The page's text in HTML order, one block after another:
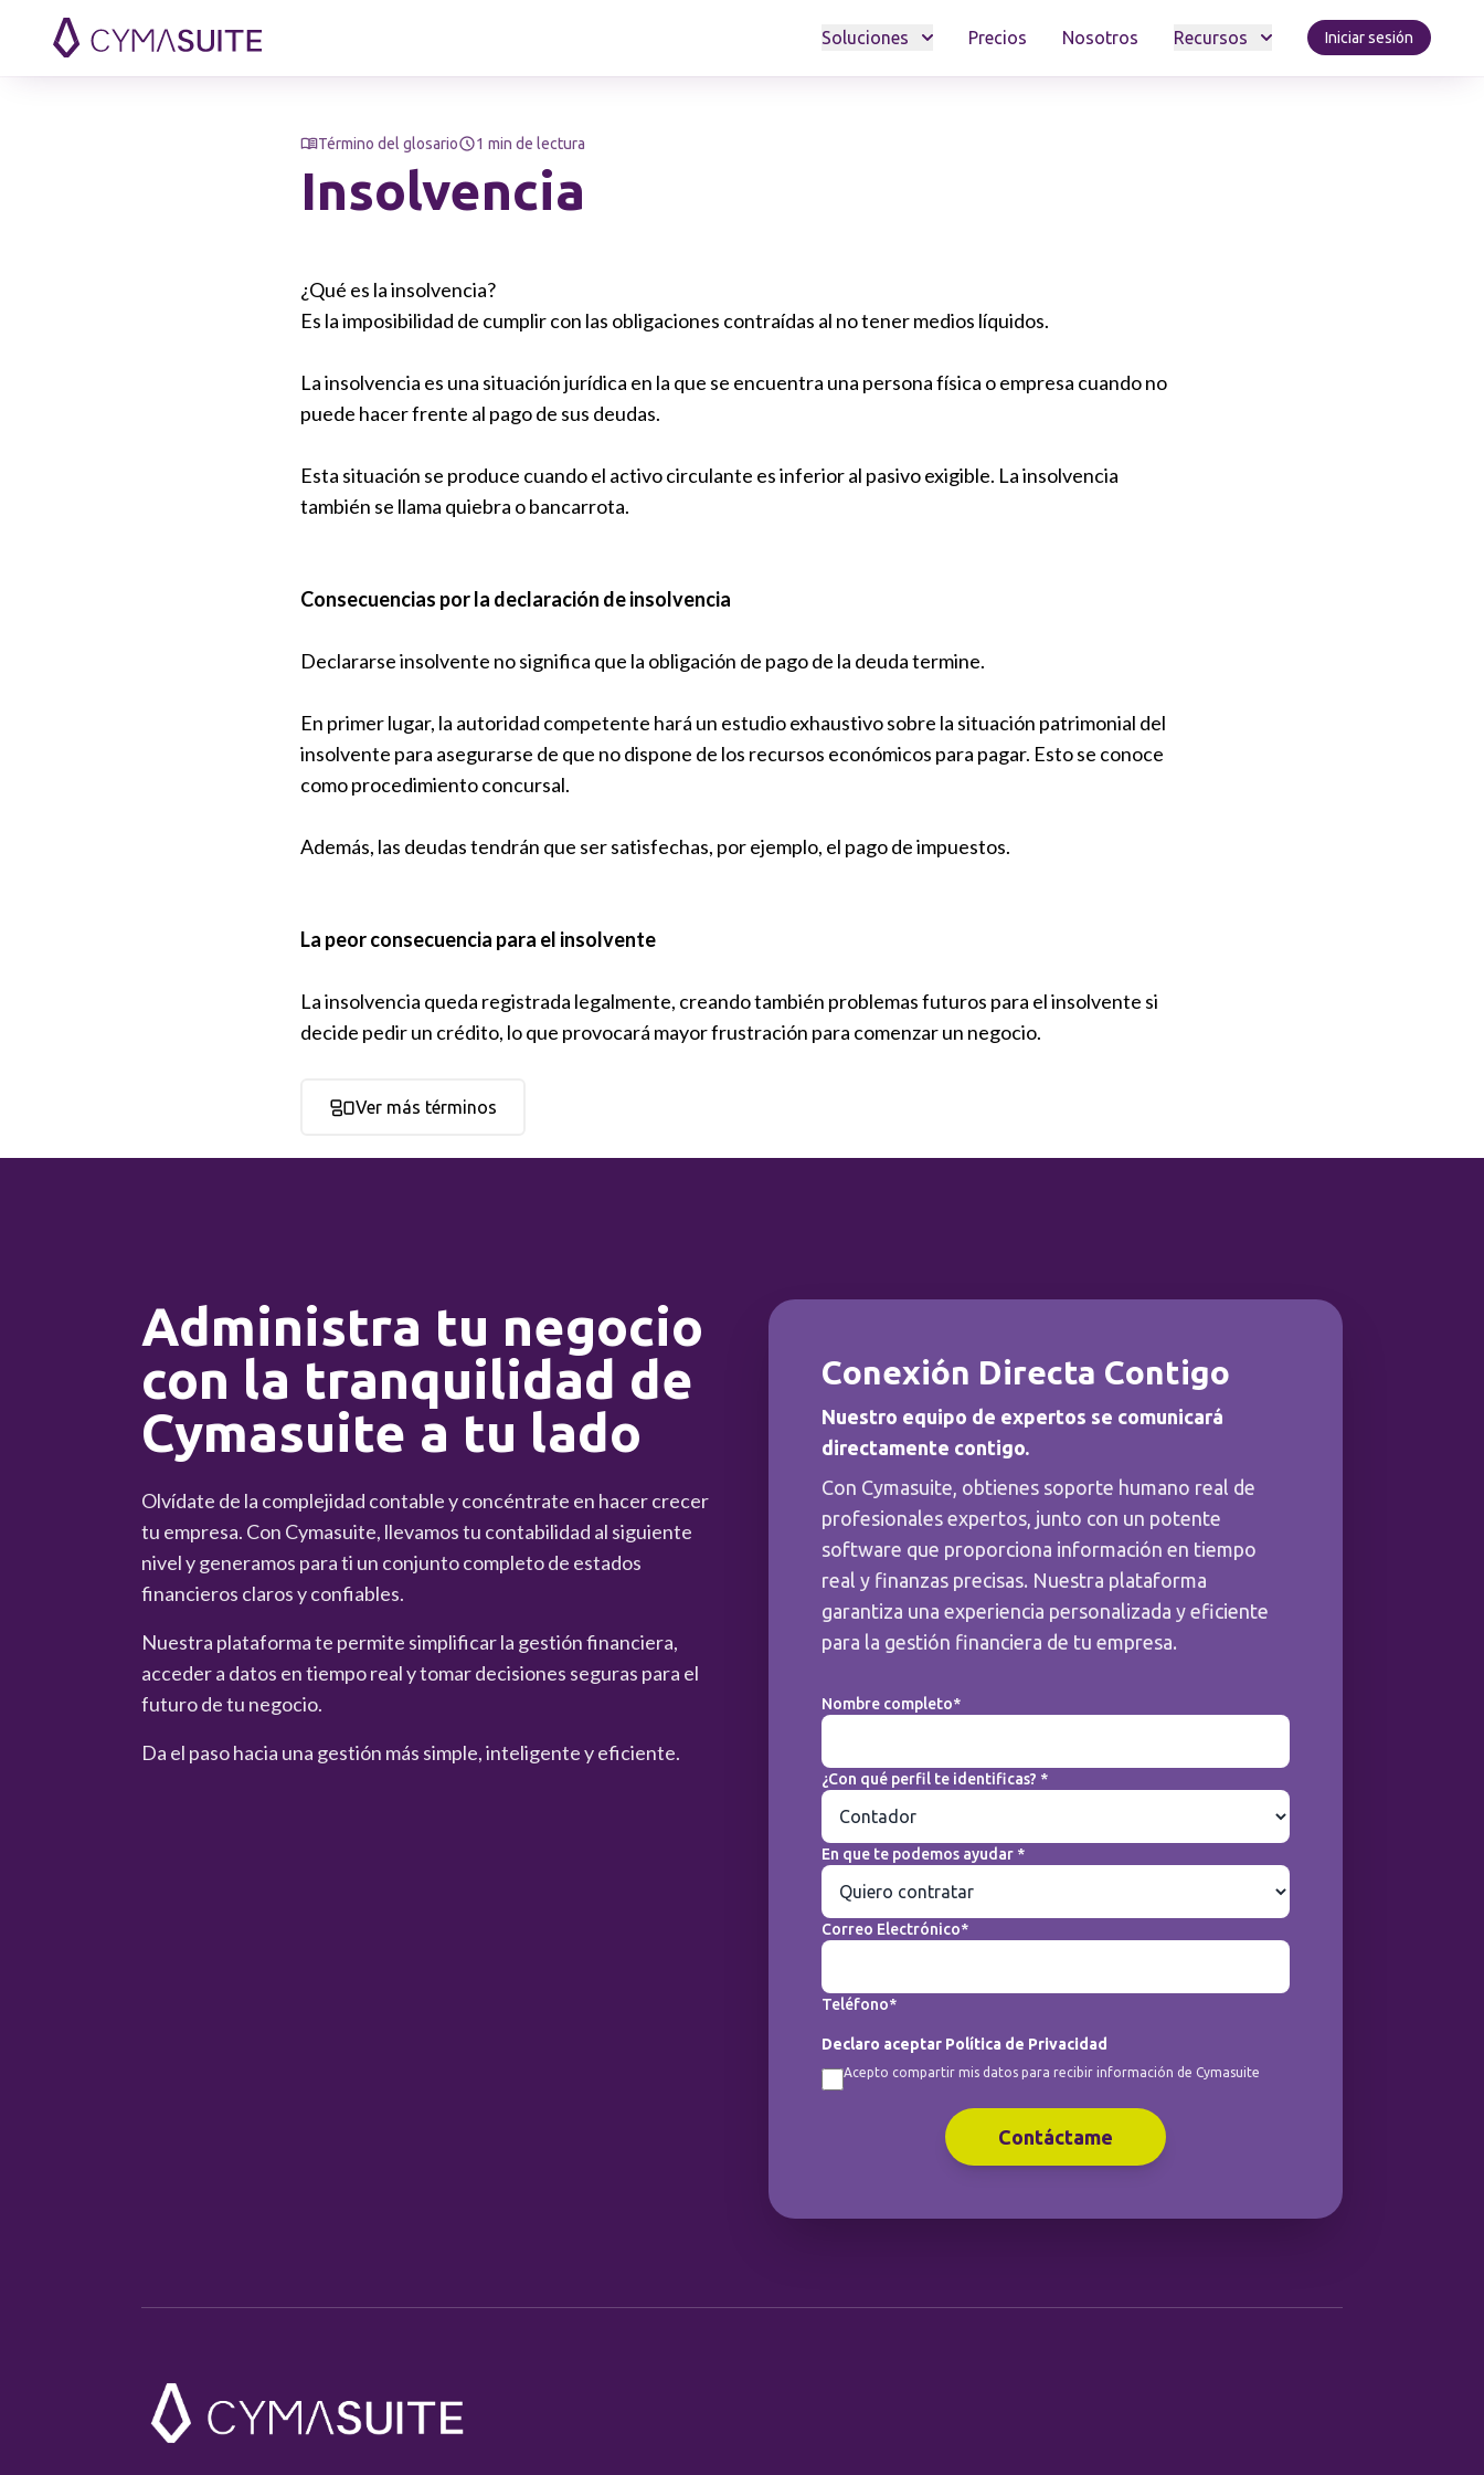
Soluciones Precios Nosotros Recursos Iniciar sesión
Término del glosario 1 min de lectura
Insolvencia
¿Qué es la insolvencia?
Es la imposibilidad de cumplir con las obligaciones contraídas al no tener medios líquidos.
La insolvencia es una situación jurídica en la que se encuentra una persona física o empresa cuando no
puede hacer frente al pago de sus deudas.
Esta situación se produce cuando el activo circulante es inferior al pasivo exigible. La insolvencia
también se llama quiebra o bancarrota.
Consecuencias por la declaración de insolvencia
Declararse insolvente no significa que la obligación de pago de la deuda termine.
En primer lugar, la autoridad competente hará un estudio exhaustivo sobre la situación patrimonial del
insolvente para asegurarse de que no dispone de los recursos económicos para pagar. Esto se conoce
como procedimiento concursal.
Además, las deudas tendrán que ser satisfechas, por ejemplo, el pago de impuestos.
La peor consecuencia para el insolvente
La insolvencia queda registrada legalmente, creando también problemas futuros para el insolvente si
decide pedir un crédito, lo que provocará mayor frustración para comenzar un negocio.
Ver más términos
Administra tu negocio
con la tranquilidad de
Cymasuite a tu lado
Olvídate de la complejidad contable y concéntrate en hacer crecer
tu empresa. Con Cymasuite, llevamos tu contabilidad al siguiente
nivel y generamos para ti un conjunto completo de estados
financieros claros y confiables.
Nuestra plataforma te permite simplificar la gestión financiera,
acceder a datos en tiempo real y tomar decisiones seguras para el
futuro de tu negocio.
Da el paso hacia una gestión más simple, inteligente y eficiente.
Conexión Directa Contigo
Nuestro equipo de expertos se comunicará
directamente contigo.
Con Cymasuite, obtienes soporte humano real de
profesionales expertos, junto con un potente
software que proporciona información en tiempo
real y finanzas precisas. Nuestra plataforma
garantiza una experiencia personalizada y eficiente
para la gestión financiera de tu empresa.
Nombre completo*
¿Con qué perfil te identificas? *
En que te podemos ayudar *
Correo Electrónico*
Teléfono*
Declaro aceptar Política de Privacidad
Acepto compartir mis datos para recibir información de Cymasuite
Contáctame